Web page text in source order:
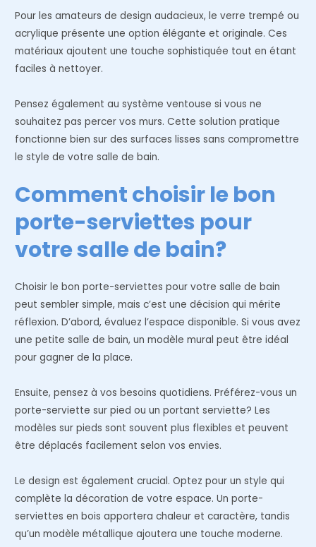
Pour les amateurs de design audacieux, le verre trempé ou
acrylique présente une option élégante et originale. Ces
matériaux ajoutent une touche sophistiquée tout en étant
faciles à nettoyer.
Pensez également au système ventouse si vous ne
souhaitez pas percer vos murs. Cette solution pratique
fonctionne bien sur des surfaces lisses sans compromettre
le style de votre salle de bain.
Comment choisir le bon
porte-serviettes pour
votre salle de bain?
Choisir le bon porte-serviettes pour votre salle de bain
peut sembler simple, mais c’est une décision qui mérite
réflexion. D’abord, évaluez l’espace disponible. Si vous avez
une petite salle de bain, un modèle mural peut être idéal
pour gagner de la place.
Ensuite, pensez à vos besoins quotidiens. Préférez-vous un
porte-serviette sur pied ou un portant serviette? Les
modèles sur pieds sont souvent plus flexibles et peuvent
être déplacés facilement selon vos envies.
Le design est également crucial. Optez pour un style qui
complète la décoration de votre espace. Un porte-
serviettes en bois apportera chaleur et caractère, tandis
qu’un modèle métallique ajoutera une touche moderne.